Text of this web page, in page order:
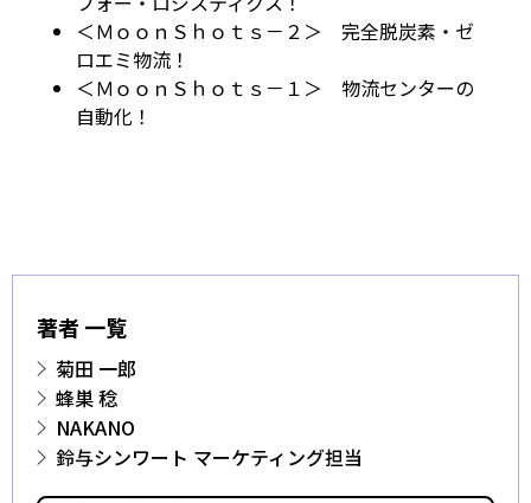
＜ＭｏｏｎＳｈｏｔｓ－２＞ 完全脱炭素・ゼ
ロエミ物流！
＜ＭｏｏｎＳｈｏｔｓ－１＞ 物流センターの
自動化！
著者 一覧
菊田 一郎
蜂巣 稔
NAKANO
鈴与シンワート マーケティング担当